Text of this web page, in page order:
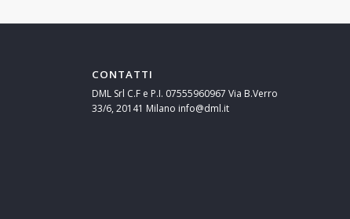
CONTATTI
DML Srl C.F e P.I. 07555960967 Via B.Verro
33/6, 20141 Milano info@dml.it